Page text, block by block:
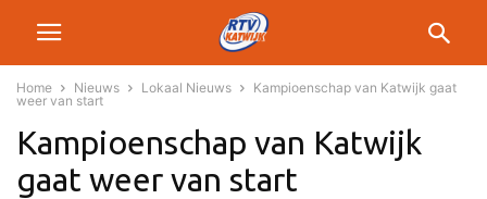
Home Nieuws Lokaal Nieuws
Kampioenschap van Katwijk gaat
weer van start
Kampioenschap van Katwijk
gaat weer van start